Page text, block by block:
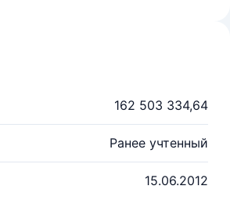
162 503 334,64
Ранее учтенный
15.06.2012